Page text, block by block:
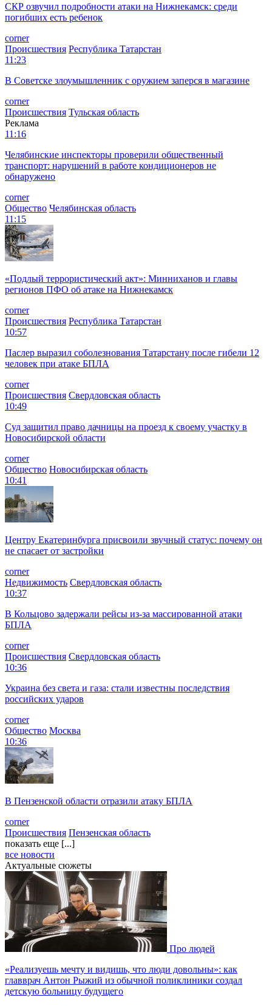
СКР озвучил подробности атаки на Нижнекамск: среди
погибших есть ребенок
corner
Происшествия Республика Татарстан
11:23
В Советске злоумышленник с оружием заперся в магазине
corner
Происшествия Тульская область
Реклама
11:16
Челябинские инспекторы проверили общественный
транспорт: нарушений в работе кондиционеров не
обнаружено
corner
Общество Челябинская область
11:15
«Подлый террористический акт»: Минниханов и главы
регионов ПФО об атаке на Нижнекамск
corner
Происшествия Республика Татарстан
10:57
Паслер выразил соболезнования Татарстану после гибели 12
человек при атаке БПЛА
corner
Происшествия Свердловская область
10:49
Суд защитил право дачницы на проезд к своему участку в
Новосибирской области
corner
Общество Новосибирская область
10:41
Центру Екатеринбурга присвоили звучный статус: почему он
не спасает от застройки
corner
Недвижимость Свердловская область
10:37
В Кольцово задержали рейсы из-за массированной атаки
БПЛА
corner
Происшествия Свердловская область
10:36
Украина без света и газа: стали известны последствия
российских ударов
corner
Общество Москва
10:36
В Пензенской области отразили атаку БПЛА
corner
Происшествия Пензенская область
показать еще [...]
все новости
Актуальные сюжеты
Про людей
«Реализуешь мечту и видишь, что люди довольны»: как
главврач Антон Рыжий из обычной поликлиники создал
детскую больницу будущего